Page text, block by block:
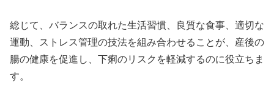
総じて、バランスの取れた生活習慣、良質な食事、適切な
運動、ストレス管理の技法を組み合わせることが、産後の
腸の健康を促進し、下痢のリスクを軽減するのに役立ちま
す。